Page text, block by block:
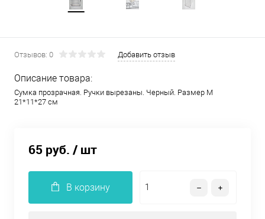
Отзывов: 0 Добавить отзыв
Описание товара:
Сумка прозрачная. Ручки вырезаны. Черный. Размер М
21*11*27 см
65 руб. / шт
В корзину